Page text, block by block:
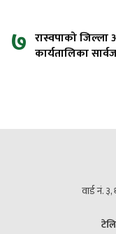
७ रास्वपाको जिल्ला
कार्यतालिका
वार्ड नं.